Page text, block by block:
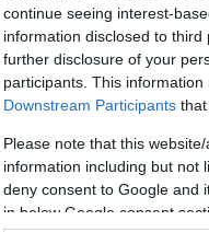
continue seeing interest-
information disclosed to
further disclosure of your
participants. This
Downstream Participants
Please note that this
information including but not
deny consent to Google and
in below Google consent